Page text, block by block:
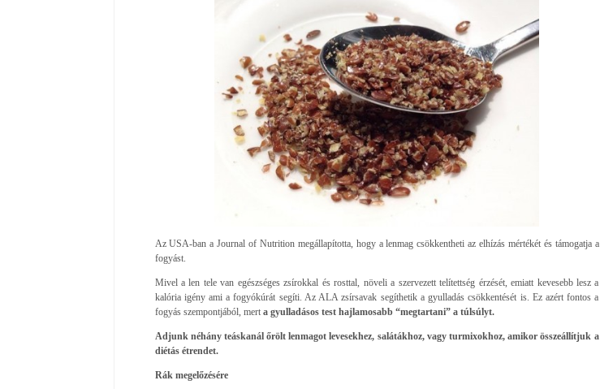
Az USA-ban a Journal of Nutrition megállapította, hogy a lenmag csökkentheti az elhízás mértékét és támogatja a
fogyást.
Mivel a len tele van egészséges zsírokkal és rosttal, növeli a szervezett telítettség érzését, emiatt kevesebb lesz a
kalória igény ami a fogyókúrát segíti. Az ALA zsírsavak segíthetik a gyulladás csökkentését is. Ez azért fontos a
fogyás szempontjából, mert a gyulladásos test hajlamosabb “megtartani” a túlsúlyt.
Adjunk néhány teáskanál őrölt lenmagot levesekhez, salátákhoz, vagy turmixokhoz, amikor összeállítjuk a
diétás étrendet.
Rák megelőzésére